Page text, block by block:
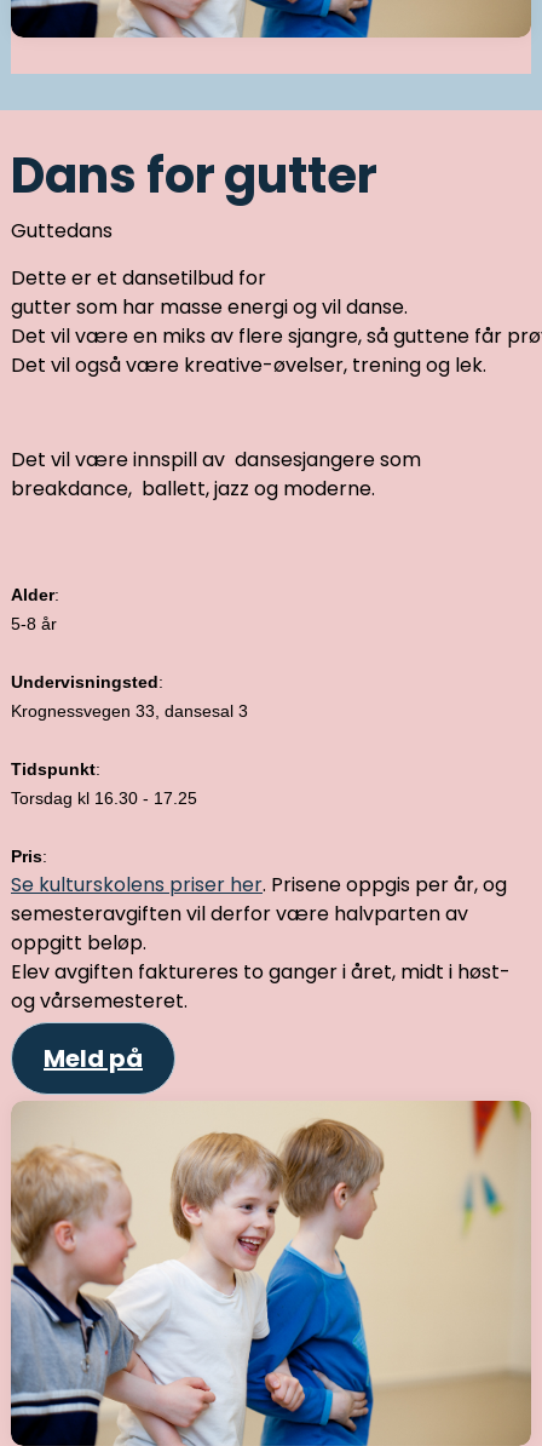
Dans for gutter
Guttedans
Dette er et dansetilbud for
gutter som har masse energi og vil danse.
Det vil være en miks av flere sjangre, så guttene får
Det vil også være kreative-øvelser, trening og lek.
Det vil være innspill av dansesjangere som
breakdance, ballett, jazz og moderne.
Alder:
5-8 år
Undervisningsted:
Krognessvegen 33, dansesal 3
Tidspunkt:
Torsdag kl 16.30 - 17.25
Pris:
Se kulturskolens priser her. Prisene oppgis per år, og
semesteravgiften vil derfor være halvparten av
oppgitt beløp.
Elev avgiften faktureres to ganger i året, midt i høst-
og vårsemesteret.
Meld på